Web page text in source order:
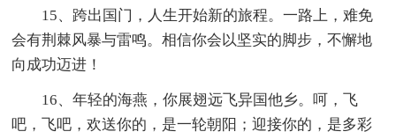
15、跨出国门，人生开始新的旅程。一路上，难免
会有荆棘风暴与雷鸣。相信你会以坚实的脚步，不懈地
向成功迈进！
16、年轻的海燕，你展翅远飞异国他乡。呵，飞
吧，飞吧，欢送你的，是一轮朝阳；迎接你的，是多彩